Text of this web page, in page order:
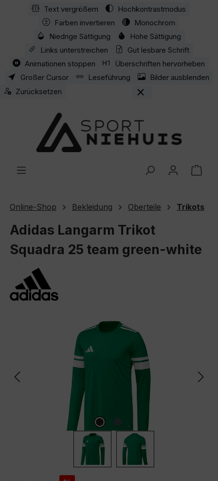
Zum Hauptinhalt springen
Text vergrößern
Hochkontrastmodus
Farben invertieren
Monochrom
Niedrige Sättigung
Hohe Sättigung
Links unterstreichen
Gut lesbare Schrift
Animationen stoppen
Überschriften hervorheben
Großer Cursor
Leseführung
Bilder ausblenden
Zurücksetzen
Online-Shop Bekleidung Oberteile Trikots
Adidas Langarm Trikot
Squadra 25 team green-white
Bildergalerie überspringen